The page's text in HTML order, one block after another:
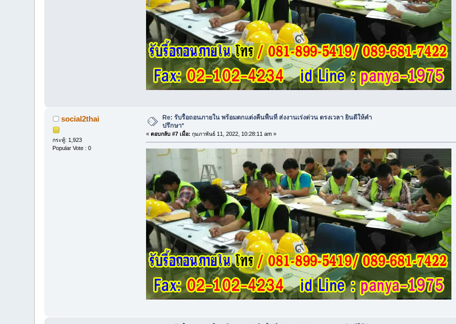
social2thai
กระทู้: 1,923
Popular Vote : 0
Re: รับรื้อถอนภายใน พร้อมตกแต่งคืนพื้นที่ ส่งงานเร่งด่วน ตรงเวลา ยินดีให้คำ
ปรึกษา*
« ตอบกลับ #7 เมื่อ: กุมภาพันธ์ 11, 2022, 10:28:11 am »